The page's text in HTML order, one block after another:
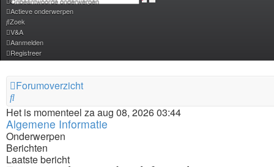
Actieve onderwerpen
Zoek
V&A
Aanmelden
Registreer
Forumoverzicht
Zoek
Het is momenteel za aug 08, 2026 03:44
Algemene Informatie
Onderwerpen
Berichten
Laatste bericht